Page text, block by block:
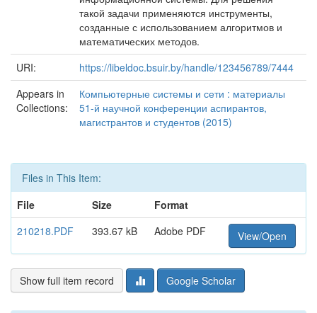
такой задачи применяются инструменты,
созданные с использованием алгоритмов и
математических методов.
URI:
https://libeldoc.bsuir.by/handle/123456789/7444
Appears in
Collections:
Компьютерные системы и сети : материалы
51-й научной конференции аспирантов,
магистрантов и студентов (2015)
Files in This Item:
File
Size
Format
210218.PDF
393.67 kB Adobe PDF View/Open
Show full item record Google Scholar